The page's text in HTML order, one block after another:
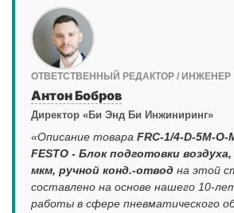
ОТВЕТСТВЕННЫЙ РЕДАКТОР / ИНЖЕНЕР
Антон Бобров
Директор «Би Энд Би Инжиниринг»
«Описание товара FRC-1/4-D-5M-O-
FESTO - Блок подготовки воздуха,
мкм, ручной конд.-отвод на этой
составлено на основе нашего 10-
работы в сфере пневматического